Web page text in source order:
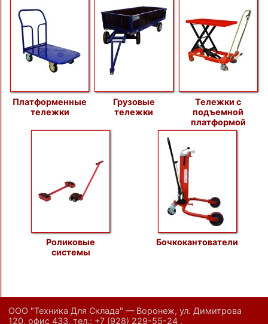
Платформенные
тележки
Грузовые
тележки
Тележки с
подъемной
платформой
Роликовые
системы
Бочкокантователи
ООО "Техника Для Склада" — Воронеж, ул. Димитрова
120, офис 433,тел.: +7 (928) 229-55-24 ,